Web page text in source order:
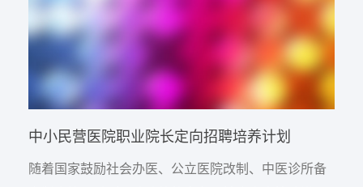
中小民营医院职业院长定向招聘培养计划
随着国家鼓励社会办医、公立医院改制、中医诊所备